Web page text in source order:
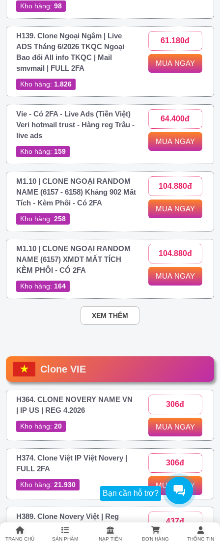
Bạn cần hỗ trợ?
TRANG CHỦ SẢN PHẨM NẠP TIỀN ĐƠN HÀNG THÔNG TIN
Kho hàng: 98
H139. Clone Ngoại Ngâm | Live
ADS Tháng 6/2026 TKQC Ngoại
Bao đổi All info TKQC | Mail
smvmail | FULL 2FA
Kho hàng: 1.826
61.180đ
MUA NGAY
Vie - Có 2FA - Live Ads (Tiền Việt)
Veri hotmail trust - Hàng reg Trâu -
live ads
Kho hàng: 159
64.400đ
MUA NGAY
M1.10 | CLONE NGOẠI RANDOM
NAME (6157 - 6158) Kháng 902 Mất
Tích - Kèm Phôi - Có 2FA
Kho hàng: 258
104.880đ
MUA NGAY
M1.10 | CLONE NGOẠI RANDOM
NAME (6157) XMDT MẤT TÍCH
KÈM PHÔI - CÓ 2FA
Kho hàng: 164
104.880đ
MUA NGAY
XEM THÊM
Clone VIE
H364. CLONE NOVERY NAME VN
| IP US | REG 4.2026
Kho hàng: 20
306đ
MUA NGAY
H374. Clone Việt IP Việt Novery |
FULL 2FA
Kho hàng: 21.930
306đ
MUA NGAY
H389. Clone Novery Việt | Reg
Phone Android
Kho hàng:34.919
437đ